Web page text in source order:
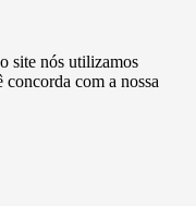
site nós utilizamos
com a nossa